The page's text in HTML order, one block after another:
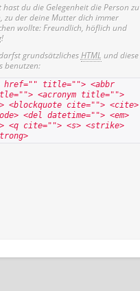
hast du die Gelegenheit die Person zu
zu der deine Mutter dich immer
wollte: Freundlich, höflich und
grundsätzlichesHTML und diese
benutzen:
href="" title=""> <abbr
<acronym title="">
<blockquote cite=""> <cite>
<del datetime=""> <em>
<q cite=""> <s> <strike>